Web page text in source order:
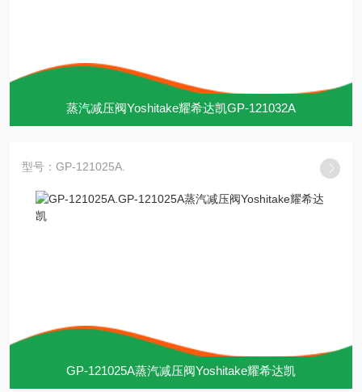
蒸汽减压阀Yoshitake耀希达凯GP-121032A
型号：GP-121025A.
GP-121025A蒸汽减压阀Yoshitake耀希达凯